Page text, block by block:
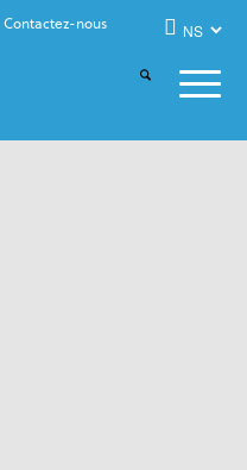
Contactez-nous